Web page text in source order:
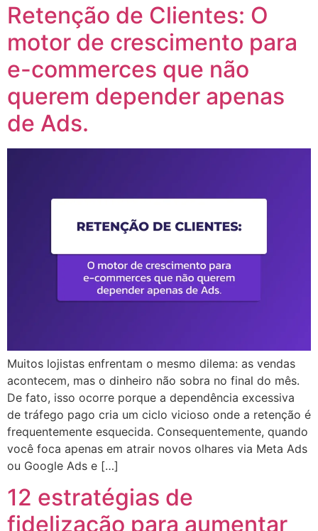
Retenção de Clientes: O
motor de crescimento para
e-commerces que não
querem depender apenas
de Ads.
Muitos lojistas enfrentam o mesmo dilema: as vendas
acontecem, mas o dinheiro não sobra no final do mês.
De fato, isso ocorre porque a dependência excessiva
de tráfego pago cria um ciclo vicioso onde a retenção é
frequentemente esquecida. Consequentemente, quando
você foca apenas em atrair novos olhares via Meta Ads
ou Google Ads e […]
12 estratégias de
fidelização para aumentar